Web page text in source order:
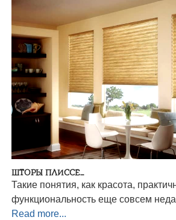
ШТОРЫ ПЛИССЕ...
Такие понятия, как красота,
функциональность еще совсем
Read more...